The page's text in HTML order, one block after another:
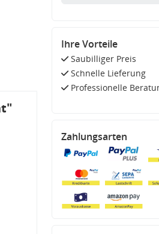
Ihre Vorteile
Saubilliger Preis
Schnelle Lieferung
Professionelle
Zahlungsarten